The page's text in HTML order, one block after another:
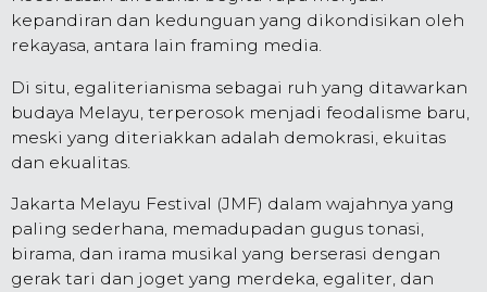
kepandiran dan kedunguan yang dikondisikan oleh
rekayasa, antara lain framing media.
Di situ, egaliterianisma sebagai ruh yang ditawarkan
budaya Melayu, terperosok menjadi feodalisme baru,
meski yang diteriakkan adalah demokrasi, ekuitas
dan ekualitas.
Jakarta Melayu Festival (JMF) dalam wajahnya yang
paling sederhana, memadupadan gugus tonasi,
birama, dan irama musikal yang berserasi dengan
gerak tari dan joget yang merdeka, egaliter, dan